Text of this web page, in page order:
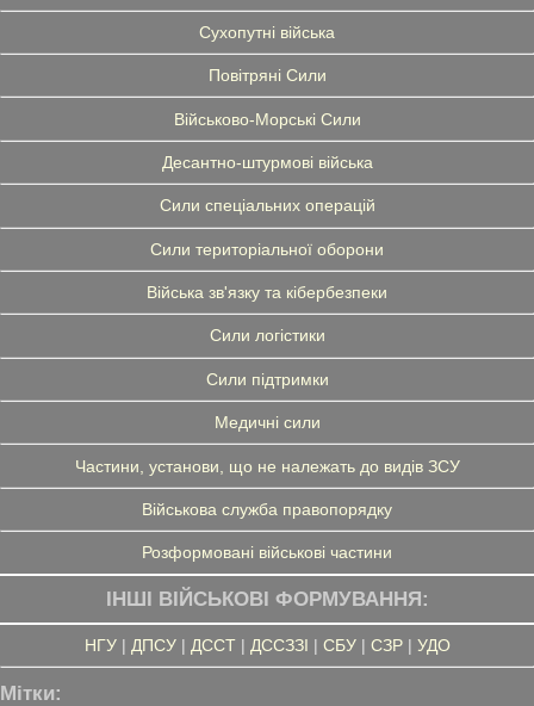
Сухопутні війська
Повітряні Сили
Військово-Морські Сили
Десантно-штурмові війська
Сили спеціальних операцій
Сили територіальної оборони
Війська зв'язку та кібербезпеки
Сили логістики
Сили підтримки
Медичні сили
Частини, установи, що не належать до видів ЗСУ
Військова служба правопорядку
Розформовані військові частини
ІНШІ ВІЙСЬКОВІ ФОРМУВАННЯ:
НГУ| ДПСУ| ДССТ| ДССЗЗІ | СБУ| СЗР| УДО
Мітки: